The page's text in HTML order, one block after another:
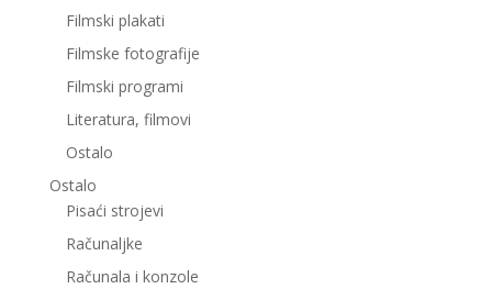
Filmski plakati
Filmske fotografije
Filmski programi
Literatura, filmovi
Ostalo
Ostalo
Pisaći strojevi
Računaljke
Računala i konzole